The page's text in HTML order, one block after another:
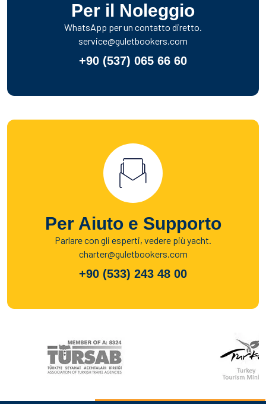
Per il Noleggio
WhatsApp per un contatto diretto.
service@guletbookers.com
+90 (537) 065 66 60
Per Aiuto e Supporto
Parlare con gli esperti, vedere più yacht.
charter@guletbookers.com
+90 (533) 243 48 00